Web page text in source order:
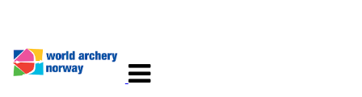
navigasjon